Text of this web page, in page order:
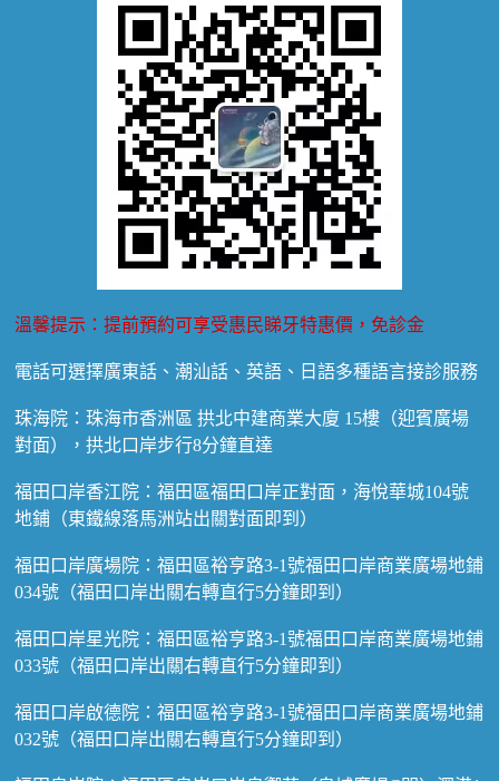
溫馨提示：提前預約可享受惠民睇牙特惠價，免診金
電話可選擇廣東話、潮汕話、英語、日語多種語言接診服務
珠海院：珠海市香洲區 拱北中建商業大廈 15樓（迎賓廣場
對面），拱北口岸步行8分鐘直達
福田口岸香江院：福田區福田口岸正對面，海悅華城104號
地鋪（東鐵線落馬洲站出關對面即到）
福田口岸廣場院：福田區裕亨路3-1號福田口岸商業廣場地鋪
034號（福田口岸出關右轉直行5分鐘即到）
福田口岸星光院：福田區裕亨路3-1號福田口岸商業廣場地鋪
033號（福田口岸出關右轉直行5分鐘即到）
福田口岸啟德院：福田區裕亨路3-1號福田口岸商業廣場地鋪
032號（福田口岸出關右轉直行5分鐘即到）